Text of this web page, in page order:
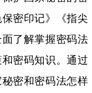
保密印记》《指尖
面了解掌握密码法
密码知识。通过
密和密码法怎样